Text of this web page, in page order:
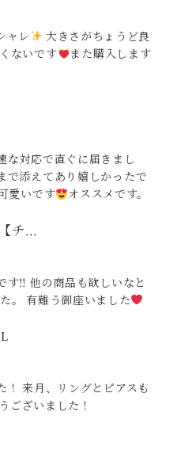
ャレ
大きさがちょうど良
ないです また購入します
な対応で直ぐに届きまし
で添えてあり嬉しかったで
愛いです
オススメです。
チ…
す‼ 他の商品も欲しいなと
。 有難う御座いました
！ 来月、リングとピアスも
ございました！